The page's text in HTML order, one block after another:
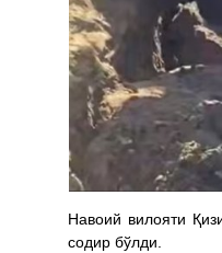
Навоий вилояти
содир бўлди.